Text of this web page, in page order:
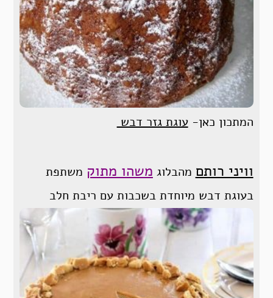
המתכון כאן-עוגת גזר דבש
וויני רותם מהבלוג משהו מתוק משתפת
בעוגת דבש מיוחדת בשכבות עם ריבת חלב